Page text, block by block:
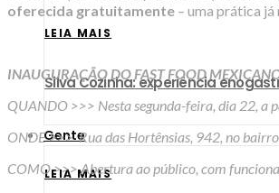
LEIA MAIS
Silva Cozinha: experiência
Gente
LEIA MAIS
oferecida gratuitamente – uma prática já
INAUGURAÇÃO DO FAST FOOD
QUANDO >>> Nesta segunda-feira, dia 22, a
ONDE >>> Rua das Hortênsias, 942, no
COMO >>> Abertura ao público, com